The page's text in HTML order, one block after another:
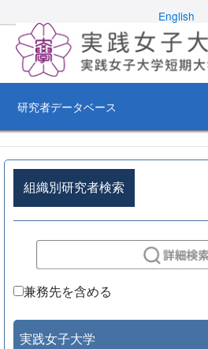
English
研究者データベース
組織別研究者検索
兼務先を含める
実践女子大学